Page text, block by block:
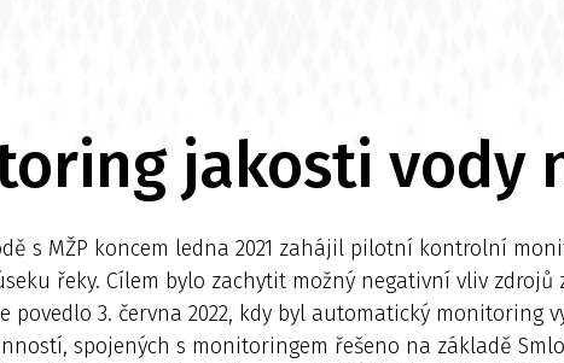
jakosti vody
s MŽP koncem ledna 2021 zahájil pilotní kontrolní
řeky. Cílem bylo zachytit možný negativní vliv
povedlo 3. června 2022, kdy byl automatický monitoring
spojených s monitoringem řešeno na základě